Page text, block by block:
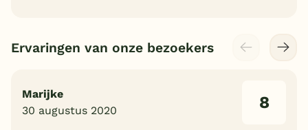
Ervaringen van onze bezoekers
Marijke
30 augustus 2020
8